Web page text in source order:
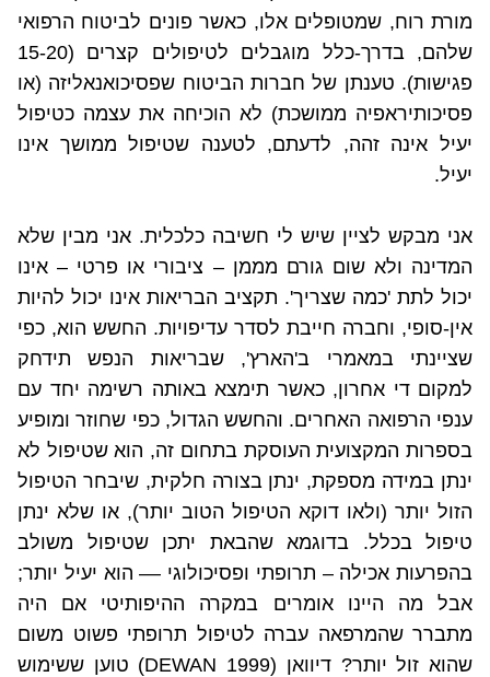
מורת רוח, שמטופלים אלו, כאשר פונים לביטוח הרפואי
שלהם, בדרך-כלל מוגבלים לטיפולים קצרים (15-20
פגישות). טענתן של חברות הביטוח שפסיכואנאליזה (או
פסיכותיראפיה ממושכת) לא הוכיחה את עצמה כטיפול
יעיל אינה זהה, לדעתם, לטענה שטיפול ממושך אינו
יעיל.
אני מבקש לציין שיש לי חשיבה כלכלית. אני מבין שלא
המדינה ולא שום גורם מממן – ציבורי או פרטי – אינו
יכול לתת 'כמה שצריך'. תקציב הבריאות אינו יכול להיות
אין-סופי, וחברה חייבת לסדר עדיפויות. החשש הוא, כפי
שציינתי במאמרי ב'הארץ', שבריאות הנפש תידחק
למקום די אחרון, כאשר תימצא באותה רשימה יחד עם
ענפי הרפואה האחרים. והחשש הגדול, כפי שחוזר ומופיע
בספרות המקצועית העוסקת בתחום זה, הוא שטיפול לא
ינתן במידה מספקת, ינתן בצורה חלקית, שיבחר הטיפול
הזול יותר (ולאו דוקא הטיפול הטוב יותר), או שלא ינתן
טיפול בכלל. בדוגמא שהבאת יתכן שטיפול משולב
בהפרעות אכילה – תרופתי ופסיכולוגי –– הוא יעיל יותר;
אבל מה היינו אומרים במקרה ההיפותיטי אם היה
מתברר שהמרפאה עברה לטיפול תרופתי פשוט משום
שהוא זול יותר? דיוואן (DEWAN 1999) טוען ששימוש